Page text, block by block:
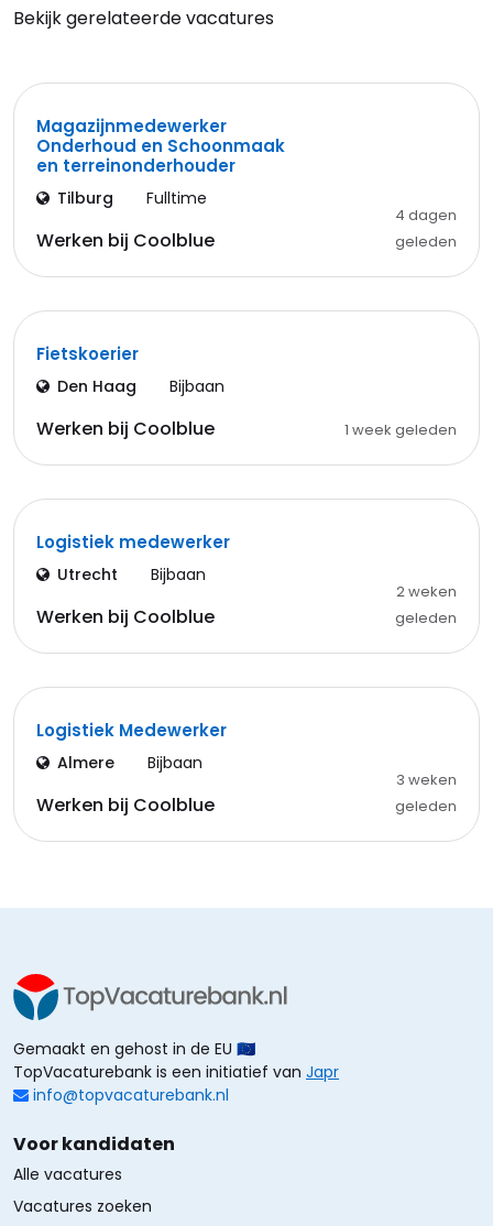
Bekijk gerelateerde vacatures
Magazijnmedewerker
Onderhoud en Schoonmaak
en terreinonderhouder
Tilburg Fulltime
Werken bij Coolblue
4 dagen
geleden
Fietskoerier
Den Haag Bijbaan
Werken bij Coolblue 1 week geleden
Logistiek medewerker
Utrecht Bijbaan
Werken bij Coolblue
2 weken
geleden
Logistiek Medewerker
Almere Bijbaan
Werken bij Coolblue
3 weken
geleden
Gemaakt en gehost in de EU 🇪🇺
TopVacaturebank is een initiatief van Japr
info@topvacaturebank.nl
Voor kandidaten
Alle vacatures
Vacatures zoeken